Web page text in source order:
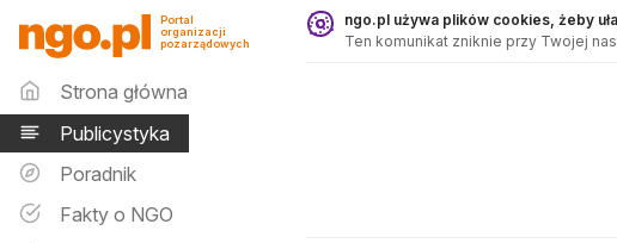
Publicystyka - ngo.pl
Portal
organizacji
pozarządowych
Menu główne
Strona główna
Publicystyka
Poradnik
Fakty o NGO
ngo.pl używa plików cookies, żeby
Ten komunikat zniknie przy Twojej